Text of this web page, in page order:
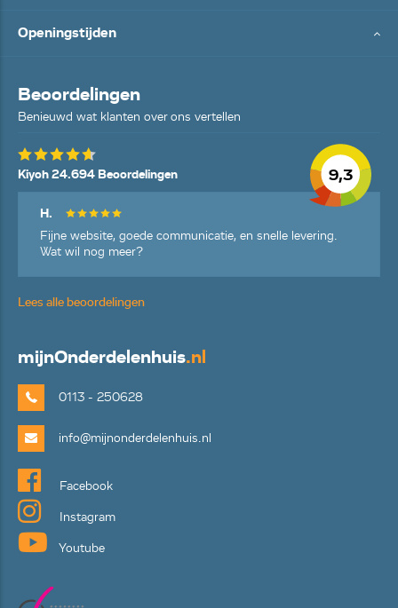
Openingstijden
Beoordelingen
Benieuwd wat klanten over ons vertellen
9,3
Kiyoh 24.694 Beoordelingen
H.
Fijne website, goede communicatie, en snelle levering.
Wat wil nog meer?
Lees alle beoordelingen
mijnOnderdelenhuis.nl
0113 - 250628
info@mijnonderdelenhuis.nl
Facebook
Instagram
Youtube